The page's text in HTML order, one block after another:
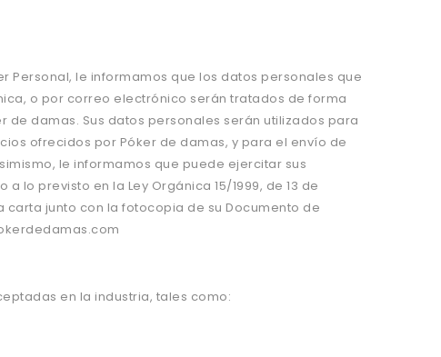
Personal, le informamos que los datos personales que
o por correo electrónico serán tratados de forma
de damas. Sus datos personales serán utilizados para
ofrecidos por Póker de damas, y para el envío de
le informamos que puede ejercitar sus
lo previsto en la Ley Orgánica 15/1999, de 13 de
carta junto con la fotocopia de su Documento de
en la industria, tales como: